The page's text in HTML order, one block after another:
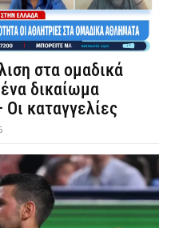
στα ομαδικά
δικαίωμα
καταγγελίες